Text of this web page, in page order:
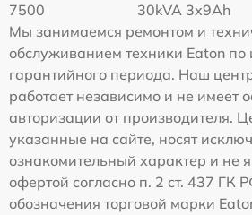
7500
30kVA 3x9Ah
Мы занимаемся ремонтом и
обслуживанием техники Eaton по
гарантийного периода. Наш
работает независимо и не имеет
авторизации от производителя.
указанные на сайте, носят
ознакомительный характер и не
офертой согласно п. 2 ст. 437 ГК
обозначения торговой марки